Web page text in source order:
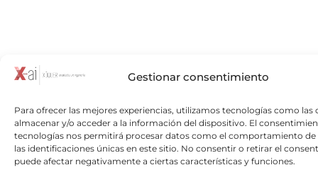
Gestionar consentimiento
Para ofrecer las mejores experiencias, utilizamos tecnologías como las
almacenar y/o acceder a la información del dispositivo. El
tecnologías nos permitirá procesar datos como el comportamiento de
las identificaciones únicas en este sitio. No consentir o retirar el
puede afectar negativamente a ciertas características y funciones.